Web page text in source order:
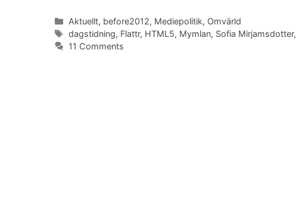
Categories
Aktuellt, before2012, Mediepolitik, Omvärld
Tags
dagstidning, Flattr, HTML5, Mymlan, Sofia Mirjamsdotter,
11 Comments